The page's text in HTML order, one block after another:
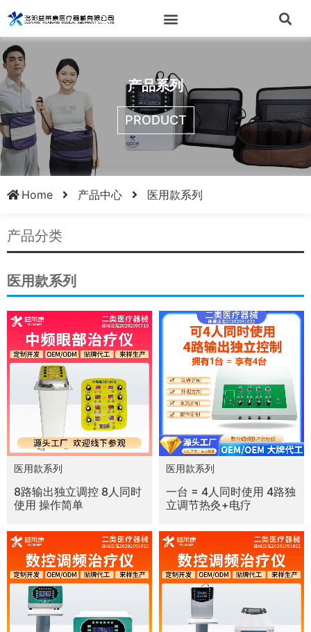
产品系列
PRODUCT
Home 产品中心 医用款系列
产品分类
医用款系列
医用款系列
8路输出独立调控 8人同时
使用 操作简单
医用款系列
一台 = 4人同时使用 4路独
立调节热灸+电疗